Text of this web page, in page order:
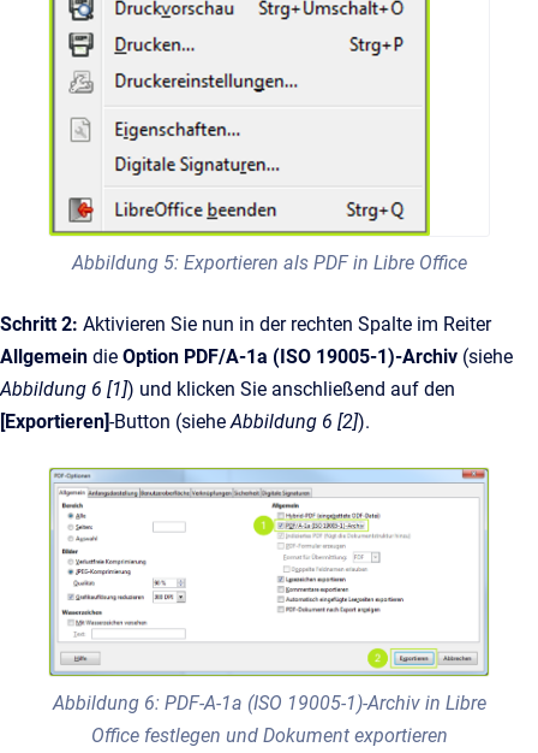
Abbildung 5: Exportieren als PDF in Libre Office
Schritt 2: Aktivieren Sie nun in der rechten Spalte im Reiter
Allgemein die Option PDF/A-1a (ISO 19005-1)-Archiv (siehe
Abbildung 6 [1]) und klicken Sie anschließend auf den
[Exportieren]-Button (sieheAbbildung 6 [2]).
Abbildung 6: PDF-A-1a (ISO 19005-1)-Archiv in Libre
Office festlegen und Dokument exportieren